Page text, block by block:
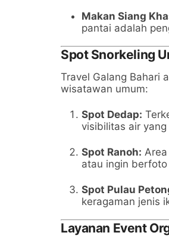
Makan Siang
pantai adalah
Spot Snorkeling
Travel Galang Bahari
wisatawan umum:
Spot Dedap:
visibilitas air
Spot Ranoh:
atau ingin
Spot Pulau
keragaman jenis
Layanan Event